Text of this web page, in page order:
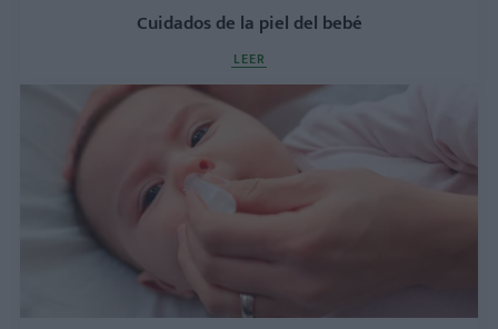
Cuidados de la piel del bebé
LEER